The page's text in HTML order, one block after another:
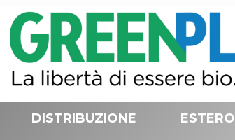
DISTRIBUZIONE ESTERO